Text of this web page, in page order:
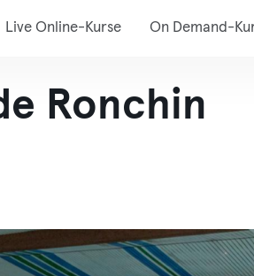
Live Online-Kurse On Demand-
Ronchin